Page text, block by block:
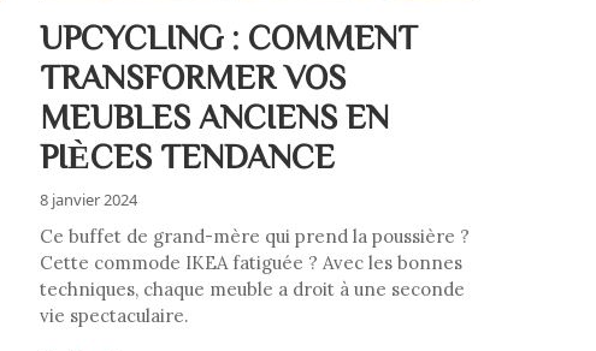
UPCYCLING : COMMENT
TRANSFORMER VOS
MEUBLES ANCIENS EN
PIÈCES TENDANCE
8 janvier 2024
Ce buffet de grand-mère qui prend la poussière ?
Cette commode IKEA fatiguée ? Avec les bonnes
techniques, chaque meuble a droit à une seconde
vie spectaculaire.